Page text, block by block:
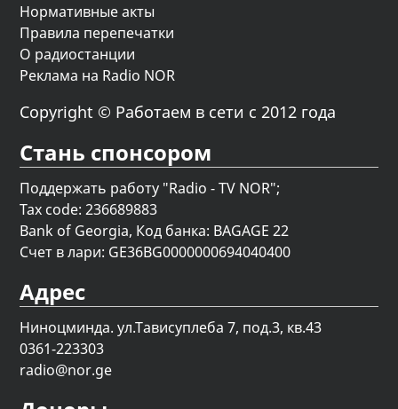
Нормативные акты
Правила перепечатки
О радиостанции
Реклама на Radio NOR
Copyright © Работаем в сети с 2012 года
Стань спонсором
Поддержать работу "Radio - TV NOR";
Tax code: 236689883
Bank of Georgia, Код банка: BAGAGE 22
Счет в лари: GE36BG0000000694040400
Адрес
Ниноцминда. ул.Тависуплеба 7, под.3, кв.43
0361-223303
radio@nor.ge